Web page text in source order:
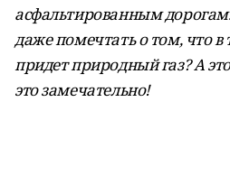
асфальтированным
даже помечтать о том, что
придет природный газ? А
это замечательно!